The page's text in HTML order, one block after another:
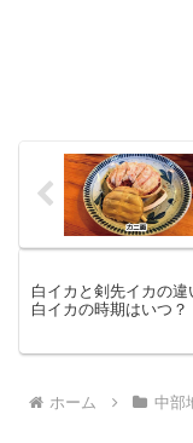
白イカと剣先イカの
白イカの時期はいつ？
ホーム 中部